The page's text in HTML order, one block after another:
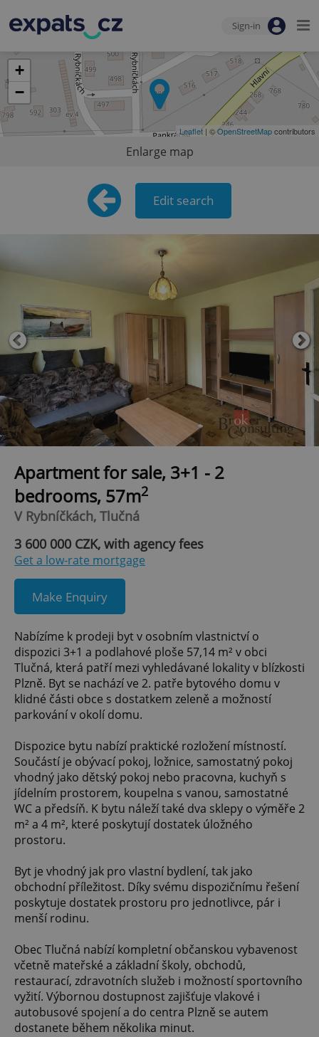
Sign-in
+
−
Leaflet| ©OpenStreetMapcontributors
Enlarge map
Edit search
Apartment for sale, 3+1 - 2
bedrooms, 57m2
V Rybníčkách, Tlučná
3 600 000 CZK, with agency fees
Get a low-rate mortgage
Make Enquiry
Nabízíme k prodeji byt v osobním vlastnictví o
dispozici 3+1 a podlahové ploše 57,14 m² v obci
Tlučná, která patří mezi vyhledávané lokality v blízkosti
Plzně. Byt se nachází ve 2. patře bytového domu v
klidné části obce s dostatkem zeleně a možností
parkování v okolí domu.
Dispozice bytu nabízí praktické rozložení místností.
Součástí je obývací pokoj, ložnice, samostatný pokoj
vhodný jako dětský pokoj nebo pracovna, kuchyň s
jídelním prostorem, koupelna s vanou, samostatné
WC a předsíň. K bytu náleží také dva sklepy o výměře 2
m² a 4 m², které poskytují dostatek úložného
prostoru.
Byt je vhodný jak pro vlastní bydlení, tak jako
obchodní příležitost. Díky svému dispozičnímu řešení
poskytuje dostatek prostoru pro jednotlivce, pár i
menší rodinu.
Obec Tlučná nabízí kompletní občanskou vybavenost
včetně mateřské a základní školy, obchodů,
restaurací, zdravotních služeb i možností sportovního
vyžití. Výbornou dostupnost zajišťuje vlakové i
autobusové spojení a do centra Plzně se autem
dostanete během několika minut.